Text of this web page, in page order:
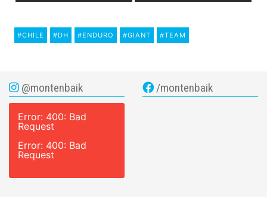
#CHILE #DH #ENDURO #GIANT #TEAM
@montenbaik
Error: 400: Bad
Request
Error: 400: Bad
Request
/montenbaik